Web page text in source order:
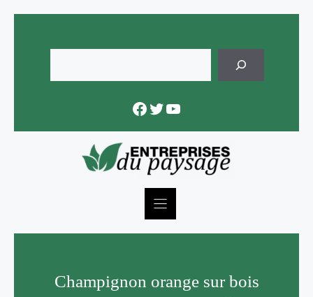
content
Facebook
Twitter
YouTube
Champignon orange sur bois